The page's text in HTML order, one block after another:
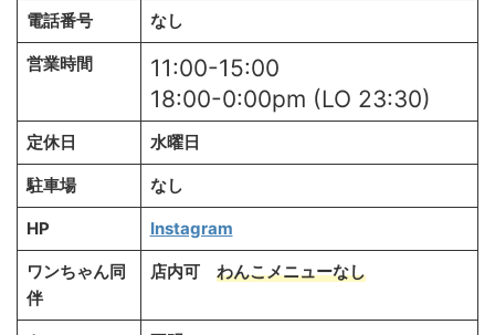
電話番号 なし
営業時間
11:00-15:00
18:00-0:00pm (LO 23:30)
定休日 水曜日
駐車場 なし
HP Instagram
ワンちゃん同
伴
店内可 わんこメニューなし